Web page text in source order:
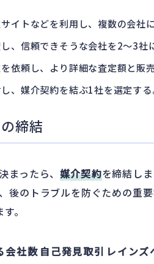
イトなどを利用し、複数の会社
、信頼できそうな会社を2〜3社
依頼し、より詳細な査定額と販
、媒介契約を結ぶ1社を選定する
締結
まったら、媒介契約を締結し
後のトラブルを防ぐための重
。
会社数 自己発見取引 レイン